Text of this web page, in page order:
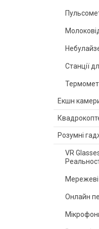
Станції
Екшн
Розумні
VR
Мережеві
Онлайн